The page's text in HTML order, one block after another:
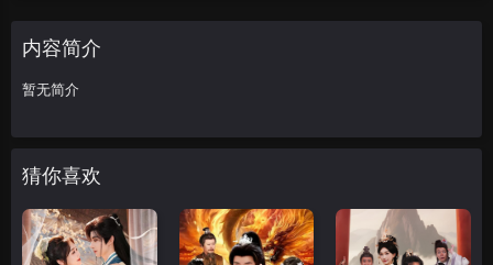
内容简介
暂无简介
猜你喜欢